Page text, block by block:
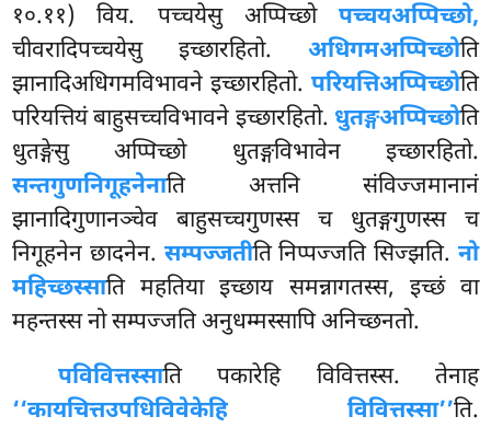
१०.११) विय. पच्चयेसु अप्पिच्छो पच्चयअप्पिच्छो,
चीवरादिपच्चयेसु इच्छारहितो. अधिगमअप्पिच्छोति
झानादिअधिगमविभावने इच्छारहितो. परियत्तिअप्पिच्छोति
परियत्तियं बाहुसच्चविभावने इच्छारहितो. धुतङ्गअप्पिच्छोति
धुतङ्गेसु अप्पिच्छो धुतङ्गविभावेन इच्छारहितो.
सन्तगुणनिगूहनेनाति अत्तनि संविज्जमानानं
झानादिगुणानञ्चेव बाहुसच्चगुणस्स च धुतङ्गगुणस्स च
निगूहनेन छादनेन. सम्पज्जतीति निप्पज्जति सिज्झति. नो
महिच्छस्साति महतिया इच्छाय समन्नागतस्स, इच्छं वा
महन्तस्स नो सम्पज्जति अनुधम्मस्सापि अनिच्छनतो.
पविवित्तस्सातिपकारेहि विवित्तस्स. तेनाह
‘‘कायचित्तउपधिविवेकेहि विवित्तस्सा’’ति.